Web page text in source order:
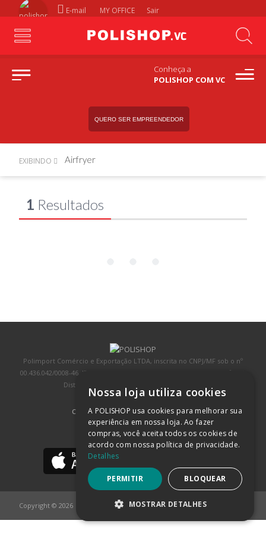
E-mail MY OFFICE Sair
Conheça a
POLISHOP COM VC
QUERO SER EMPREENDEDOR
EXIBINDO Airfryer
1 Resultados
Polimport Comércio e Exportação LTDA, inscrita no CNPJ/MF sob o nº
00.436.042/0008-46, IE 407.458.707.103, com sede na Rua Kanebo, nº 175,
Distrito Industrial, Jundiaí/SP, CEP: 13213-090
COMPRA 100% SEGURA (SAIBA MAIS)
BAIXE NOSSO APP
Copyright © 2026
Nossa loja utiliza cookies
A POLISHOP usa cookies para melhorar sua
experiência em nossa loja. Ao fazer
compras, você aceita todos os cookies de
acordo com nossa política de privacidade.
Detalhes
PERMITIR BLOQUEAR
MOSTRAR DETALHES
ESTRITAMENTE NECESSÁRIOS